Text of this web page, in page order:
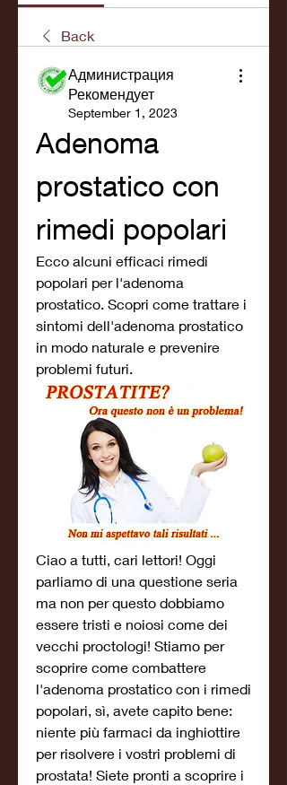
Back
Администрация
Рекомендует
September 1, 2023
Adenoma
prostatico con
rimedi popolari
Ecco alcuni efficaci rimedi
popolari per l'adenoma
prostatico. Scopri come trattare i
sintomi dell'adenoma prostatico
in modo naturale e prevenire
problemi futuri.
Ciao a tutti, cari lettori! Oggi
parliamo di una questione seria
ma non per questo dobbiamo
essere tristi e noiosi come dei
vecchi proctologi! Stiamo per
scoprire come combattere
l'adenoma prostatico con i rimedi
popolari, sì, avete capito bene:
niente più farmaci da inghiottire
per risolvere i vostri problemi di
prostata! Siete pronti a scoprire i